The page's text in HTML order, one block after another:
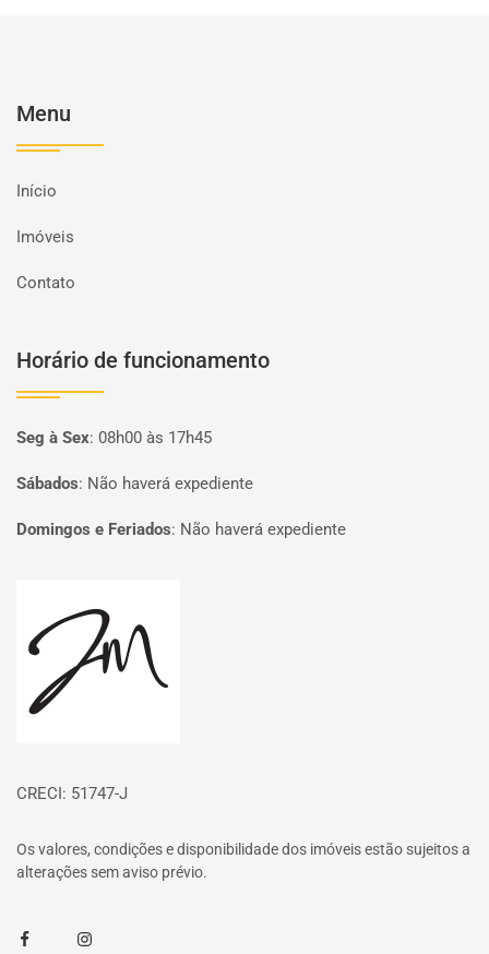
Menu
Início
Imóveis
Contato
Horário de funcionamento
Seg à Sex: 08h00 às 17h45
Sábados: Não haverá expediente
Domingos e Feriados: Não haverá expediente
CRECI: 51747-J
Os valores, condições e disponibilidade dos imóveis estão sujeitos a
alterações sem aviso prévio.
FacebookInstagram